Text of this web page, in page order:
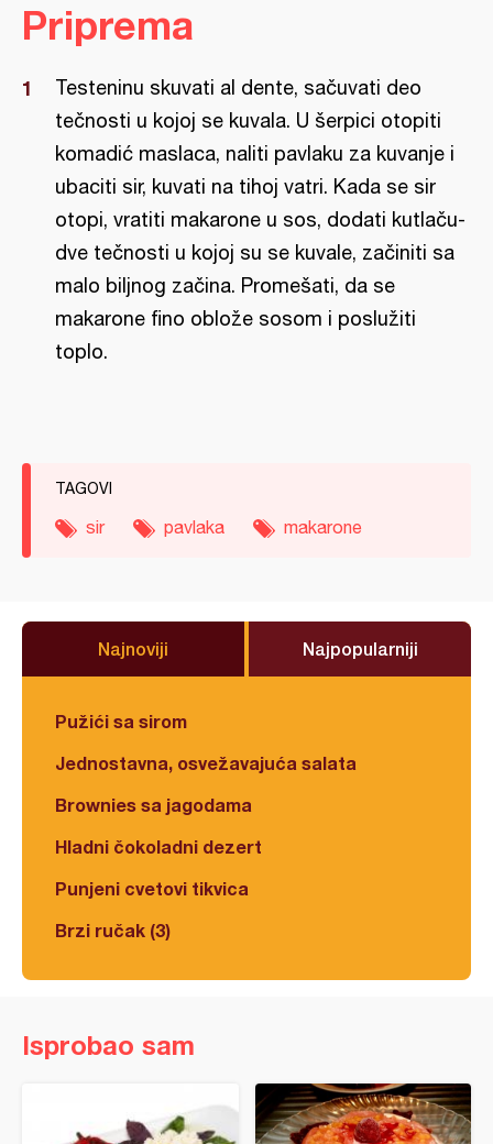
Priprema
Testeninu skuvati al dente, sačuvati deo
tečnosti u kojoj se kuvala. U šerpici otopiti
komadić maslaca, naliti pavlaku za kuvanje i
ubaciti sir, kuvati na tihoj vatri. Kada se sir
otopi, vratiti makarone u sos, dodati kutlaču-
dve tečnosti u kojoj su se kuvale, začiniti sa
malo biljnog začina. Promešati, da se
makarone fino oblože sosom i poslužiti
toplo.
TAGOVI
sir pavlaka makarone
Najnoviji Najpopularniji
Pužići sa sirom
Jednostavna, osvežavajuća salata
Brownies sa jagodama
Hladni čokoladni dezert
Punjeni cvetovi tikvica
Brzi ručak (3)
Isprobao sam